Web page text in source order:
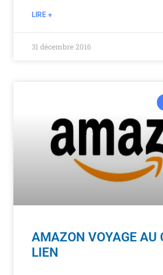
LIRE +
31 décembre 2016
AMAZON VOYAGE AU
LIEN